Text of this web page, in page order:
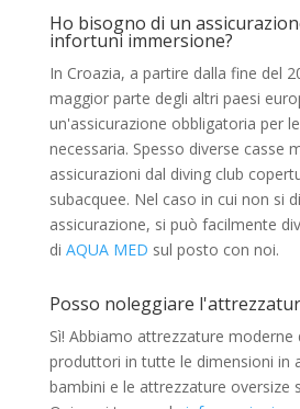
Ho bisogno di un
infortuni immersione?
In Croazia, a partire dalla fine del
maggior parte degli altri paesi
un'assicurazione obbligatoria per
necessaria. Spesso diverse casse
assicurazioni dal diving club
subacquee. Nel caso in cui non si
assicurazione, si può facilmente
di AQUA MED sul posto con noi.
Posso noleggiare
Sì! Abbiamo attrezzature moderne
produttori in tutte le dimensioni in
bambini e le attrezzature oversize